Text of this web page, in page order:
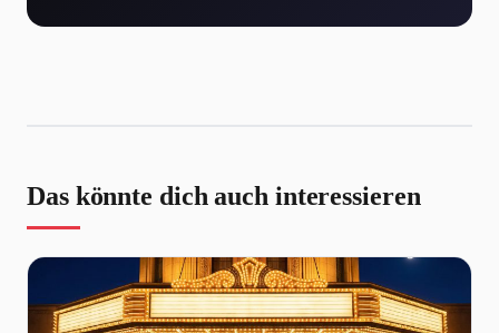
Das könnte dich auch interessieren